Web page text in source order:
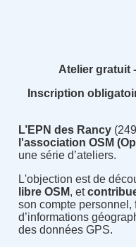
Atelier gratuit
Inscription
L’EPN des Rancy
l'association OSM
une série d’ateliers.
L'objection est de
libre OSM, et
son compte personnel,
d’informations
des données GPS.